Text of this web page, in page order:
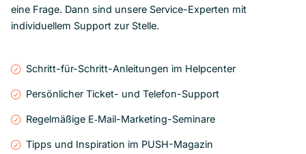
eine Frage. Dann sind unsere Service-Experten mit
individuellem Support zur Stelle.
Schritt-für-Schritt-Anleitungen im Helpcenter
Persönlicher Ticket- und Telefon-Support
Regelmäßige E‑Mail-Marketing-Seminare
Tipps und Inspiration im PUSH-Magazin